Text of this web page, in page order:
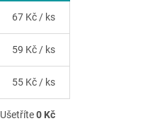
67 Kč / ks
59 Kč / ks
55 Kč / ks
Ušetříte0 Kč